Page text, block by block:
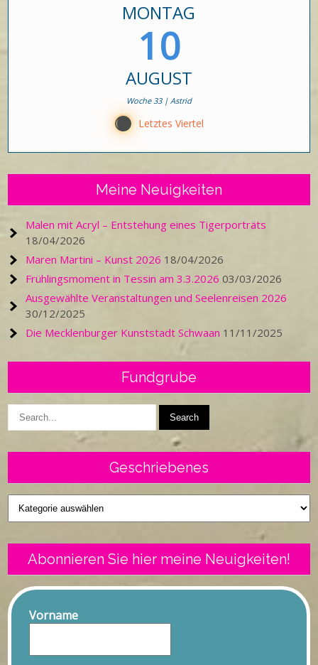
MONTAG
10
AUGUST
Woche 33 | Astrid
Y Letztes Viertel
Meine Neuigkeiten
Malen mit Acryl – Entstehung eines Tigerporträts
18/04/2026
Maren Martini – Kunst 2026 18/04/2026
Frühlingsmoment in Tessin am 3.3.2026 03/03/2026
Ausgewählte Veranstaltungen und Seelenreisen 2026
30/12/2025
Die Mecklenburger Kunststadt Schwaan 11/11/2025
Fundgrube
Geschriebenes
Geschriebenes
Abonnieren Sie hier meine Neuigkeiten!
Vorname